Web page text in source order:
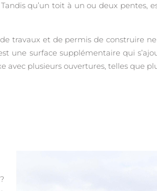
qu’un toit à un ou deux pentes,
travaux et de permis de construire
une surface supplémentaire qui
plusieurs ouvertures, telles que